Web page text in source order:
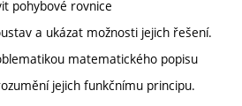
pohybové rovnice
a ukázat možnosti jejich řešení.
matematického popisu
jejich funkčnímu principu.